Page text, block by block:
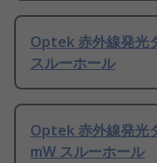
Optek 赤外線発光
スルーホール
Optek 赤外線発光
mW スルーホール